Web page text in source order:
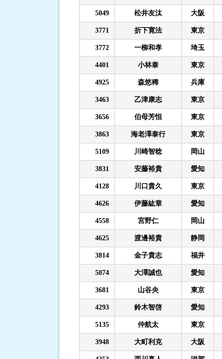
5049 松井友汰 大阪
3771 折下寛法 東京
3772 一柳和孝 埼玉
4401 小林泰 東京
4925 森悠稀 兵庫
3463 乙津康志 東京
3656 伯母芳恒 東京
3863 海老澤泰行 東京
5109 川崎智稔 岡山
3831 安藤裕貴 愛知
4128 川口貴久 東京
4626 伊藤紘章 愛知
4558 宮野仁 岡山
4625 渡邊裕貴 静岡
3814 金子貴志 福井
5074 大澤誠也 愛知
3681 山谷央 東京
4293 鈴木智啓 愛知
5135 仲航太 東京
3948 大町利克 大阪